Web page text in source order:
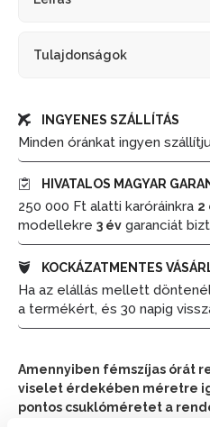
Tulajdonságok
INGYENES SZÁLLÍTÁS
Minden óránkat ingyen
HIVATALOS MAGYAR
250 000 Ft alatti karóráinkra 2
modellekre 3 év garanciát
KOCKÁZATMENTES
Ha az elállás mellett
a termékért, és 30 napig
Amennyiben fémszíjas órát
viselet érdekében méretre
pontos csuklóméretet a